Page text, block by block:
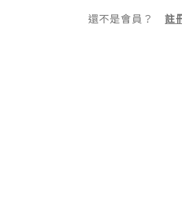
還不是會員？註